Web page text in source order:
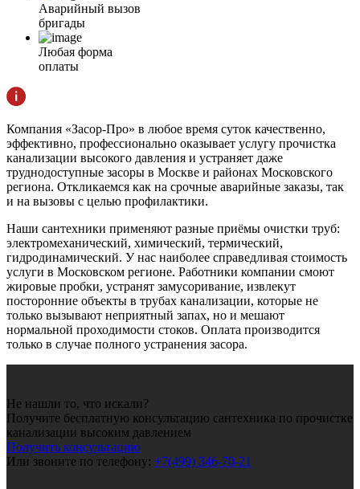
Аварийный вызов
бригады
Любая форма
оплаты
Компания «Засор-Про» в любое время суток качественно,
эффективно, профессионально оказывает услугу прочистка
канализации высокого давления и устраняет даже
труднодоступные засоры в Москве и районах Московского
региона. Откликаемся как на срочные аварийные заказы, так
и на вызовы с целью профилактики.
Наши сантехники применяют разные приёмы очистки труб:
электромеханический, химический, термический,
гидродинамический. У нас наиболее справедливая стоимость
услуги в Московском регионе. Работники компании смоют
жировые пробки, устранят замусоривание, извлекут
посторонние объекты в трубах канализации, которые не
только вызывают неприятный запах, но и мешают
нормальной проходимости стоков. Оплата производится
только в случае полного устранения засора.
Не нашли то, что искали?
Получите бесплатную консультацию сантехника по прочистке
канализации высоким давлением
Получить консультацию
Или звоните по телефону: +7(499) 346-70-21